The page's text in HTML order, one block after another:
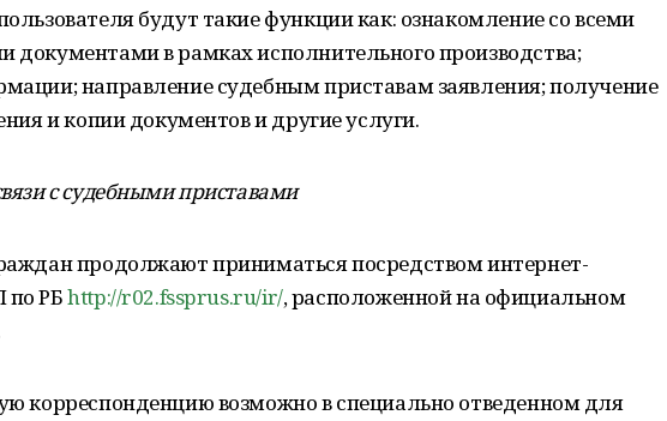
будут такие функции как: ознакомление со всеми
документами в рамках исполнительного производства;
направление судебным приставам заявления; получение
и копии документов и другие услуги.
с судебными приставами
продолжают приниматься посредством интернет-
по РБhttp://r02.fssprus.ru/ir/, расположенной на официальном
корреспонденцию возможно в специально отведенном для